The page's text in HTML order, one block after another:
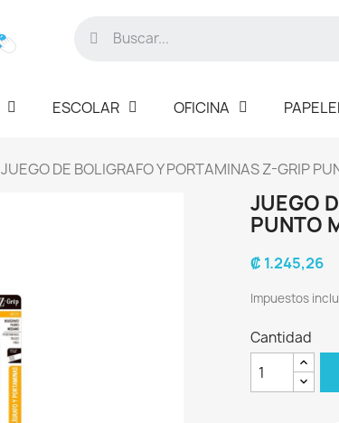
ESCOLAR OFICINA
JUEGO DE BOLIGRAFO Y PORTAMINAS Z-GRIP
JUEGO
PUNTO
₡ 1.245,26
Impuestos
Cantidad